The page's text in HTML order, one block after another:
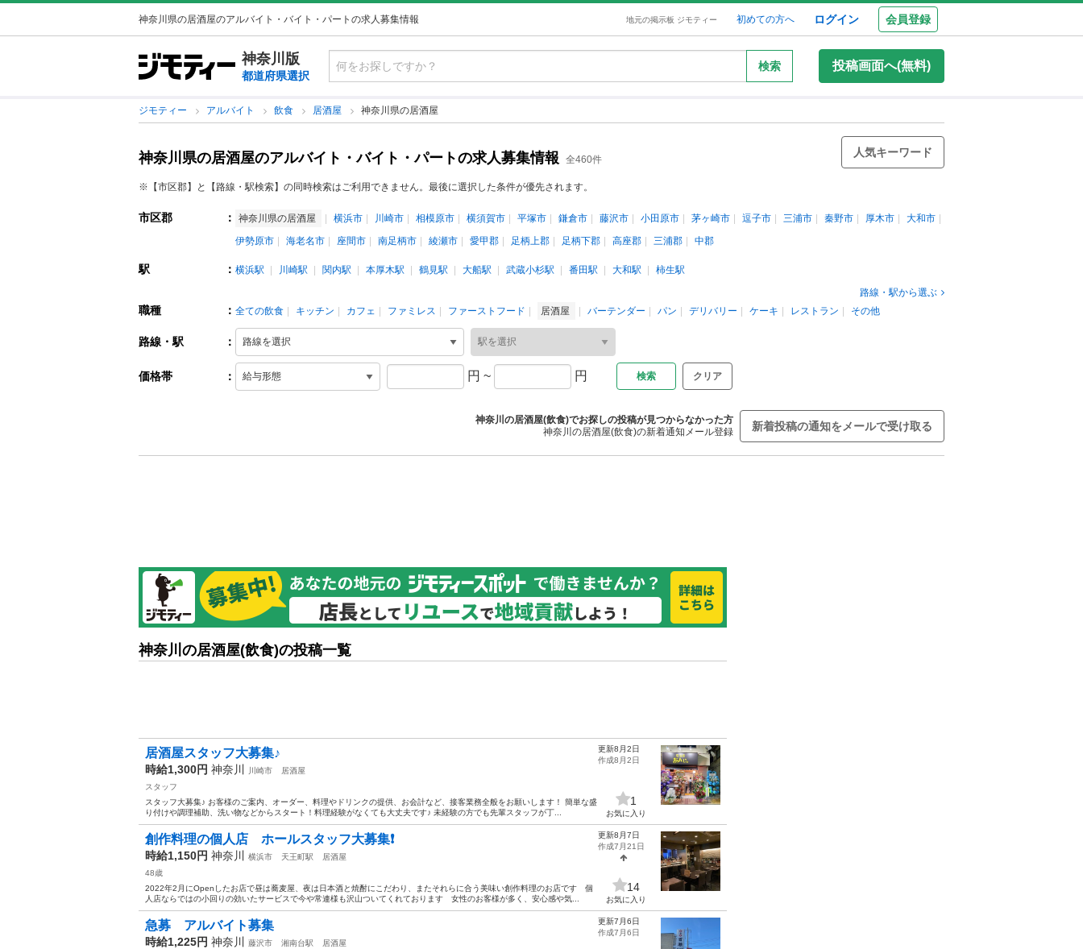
神奈川県の居酒屋のアルバイト・バイト・パートの求人募集情報 地元の掲示板 ジモティー 初めての方へ ログイン 会員登録
神奈川版
都道府県選択
検索 投稿画面へ(無料)
ジモティー アルバイト 飲食 居酒屋 神奈川県の居酒屋
神奈川県の居酒屋のアルバイト・バイト・パートの求人募集情報 全460件
人気キーワード
※【市区郡】と【路線・駅検索】の同時検索はご利用できません。最後に選択した条件が優先されます。
市区郡 ： 神奈川県の居酒屋 横浜市 川崎市 相模原市 横須賀市 平塚市 鎌倉市 藤沢市 小田原市 茅ヶ崎市 逗子市 三浦市 秦野市 厚木市
大和市
伊勢原市
海老名市 座間市 南足柄市 綾瀬市 愛甲郡 足柄上郡 足柄下郡 高座郡 三浦郡 中郡
駅 ： 横浜駅 川崎駅 関内駅 本厚木駅 鶴見駅 大船駅 武蔵小杉駅 番田駅 大和駅
柿生駅
路線・駅から選ぶ
職種 ： 全ての飲食 キッチン カフェ ファミレス ファーストフード 居酒屋 バーテンダー パン デリバリー ケーキ レストラン その他
路線・駅 ：
価格帯 ： 円 ~ 円 クリア
神奈川の居酒屋(飲食)でお探しの投稿が見つからなかった方
神奈川の居酒屋(飲食)の新着通知メール登録
新着投稿の通知をメールで受け取る
神奈川の居酒屋(飲食)の投稿一覧
居酒屋スタッフ大募集♪
時給1,300円 神奈川 川崎市
居酒屋
スタッフ
スタッフ大募集♪ お客様のご案内、オーダー、料理やドリンクの提供、お会計など、接客業務全般をお願いします！ 簡単な盛
り付けや調理補助、洗い物などからスタート！料理経験がなくても大丈夫です♪ 未経験の方でも先輩スタッフが丁...
更新8月2日
作成8月2日
1
お気に入り
創作料理の個人店 ホールスタッフ大募集❗️
時給1,150円 神奈川 横浜市 天王町駅
居酒屋
48歳
2022年2月にOpenしたお店で昼は蕎麦屋、夜は日本酒と焼酎にこだわり、またそれらに合う美味い創作料理のお店です 個
人店ならではの小回りの効いたサービスで今や常連様も沢山ついてくれております 女性のお客様が多く、安心感や気...
更新8月7日
作成7月21日
14
お気に入り
急募 アルバイト募集
時給1,225円 神奈川 藤沢市 湘南台駅
居酒屋
更新7月6日
作成7月6日